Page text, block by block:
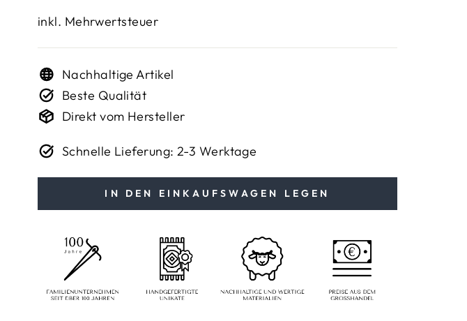
inkl. Mehrwertsteuer
Nachhaltige Artikel
Beste Qualität
Direkt vom Hersteller
Schnelle Lieferung: 2-3 Werktage
IN DEN EINKAUFSWAGEN LEGEN